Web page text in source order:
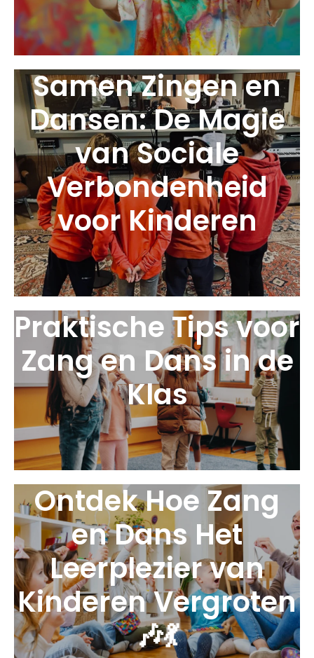
Samen Zingen en
Dansen: De Magie
van Sociale
Verbondenheid
voor Kinderen
Praktische Tips voor
Zang en Dans in de
Klas
Ontdek Hoe Zang
en Dans Het
Leerplezier van
Kinderen Vergroten
🎶💃